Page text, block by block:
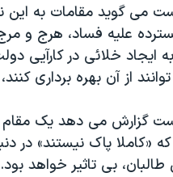
جنگ
زنده
اسلامی به اسرائیل
در ایران
دادخواهی
آبان ۹۸
مختلف
می گوید مقامات به این
علیه فساد، هرج و
ایجاد خلائی در کارآیی
از آن بهره برداری
گزارش می دهد یک مقام
«کاملا پاک نیستند» در
بی تاثیر خواهد بود.